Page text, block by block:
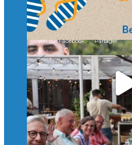
...Voir plus
il y a 2 mois
Voir sur Facebook · Partager
🚀Afterwork à Genève 🚀
🥳 Le 22 avril dernier, 14
en Suisse ont partagé un
retrouvailles et
Merci à tous pour votre